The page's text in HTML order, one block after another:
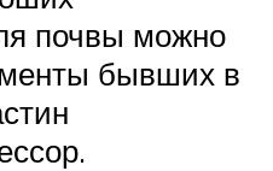
почвы можно
бывших в